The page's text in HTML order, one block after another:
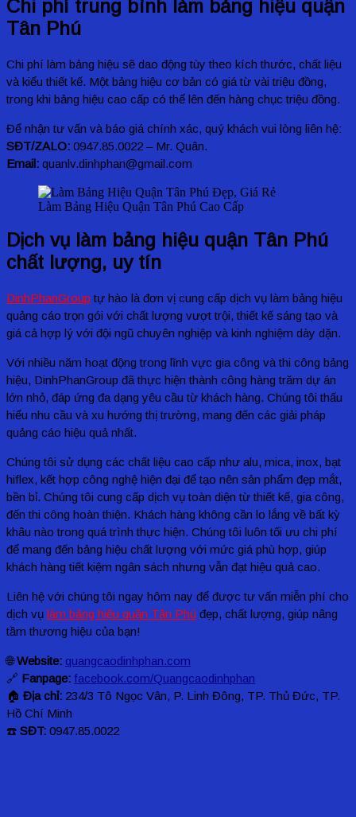
Chi phí trung bình làm bảng hiệu quận
Tân Phú
Chi phí làm bảng hiệu sẽ dao động tùy theo kích thước, chất liệu
và kiểu thiết kế. Một bảng hiệu cơ bản có giá từ vài triệu đồng,
trong khi bảng hiệu cao cấp có thể lên đến hàng chục triệu đồng.
Để nhận tư vấn và báo giá chính xác, quý khách vui lòng liên hệ:
SĐT/ZALO: 0947.85.0022 – Mr. Quân.
Email: quanlv.dinhphan@gmail.com
Làm Bảng Hiệu Quận Tân Phú Cao Cấp
Dịch vụ làm bảng hiệu quận Tân Phú
chất lượng, uy tín
DinhPhanGroup tự hào là đơn vị cung cấp dịch vụ làm bảng hiệu
quảng cáo trọn gói với chất lượng vượt trội, thiết kế sáng tạo và
giá cả hợp lý với đội ngũ chuyên nghiệp và kinh nghiệm dày dặn.
Với nhiều năm hoạt động trong lĩnh vực gia công và thi công bảng
hiệu, DinhPhanGroup đã thực hiện thành công hàng trăm dự án
lớn nhỏ, đáp ứng đa dạng yêu cầu từ khách hàng. Chúng tôi thấu
hiểu nhu cầu và xu hướng thị trường, mang đến các giải pháp
quảng cáo hiệu quả nhất.
Chúng tôi sử dụng các chất liệu cao cấp như alu, mica, inox, bạt
hiflex, kết hợp công nghệ hiện đại để tạo nên sản phẩm đẹp mắt,
bền bỉ. Chúng tôi cung cấp dịch vụ toàn diện từ thiết kế, gia công,
đến thi công hoàn thiện. Khách hàng không cần lo lắng về bất kỳ
khâu nào trong quá trình thực hiện. Chúng tôi luôn tối ưu chi phí
để mang đến bảng hiệu chất lượng với mức giá phù hợp, giúp
khách hàng tiết kiệm ngân sách nhưng vẫn đạt hiệu quả cao.
Liên hệ với chúng tôi ngay hôm nay để được tư vấn miễn phí cho
dịch vụ làm bảng hiệu quận Tân Phú đẹp, chất lượng, giúp nâng
tầm thương hiệu của bạn!
🌐Website: quangcaodinhphan.com
🔗 Fanpage: facebook.com/Quangcaodinhphan
🏠 Địa chỉ: 234/3 Tô Ngọc Vân, P. Linh Đông, TP. Thủ Đức, TP.
Hồ Chí Minh
☎️ SĐT: 0947.85.0022